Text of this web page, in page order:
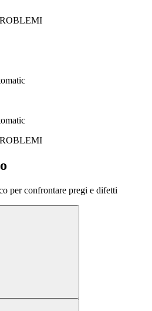
per confrontare pregi e difetti